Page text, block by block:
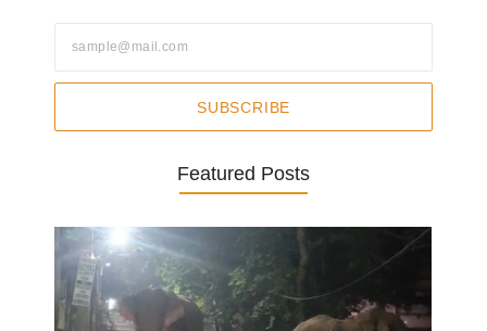
SUBSCRIBE
Featured Posts